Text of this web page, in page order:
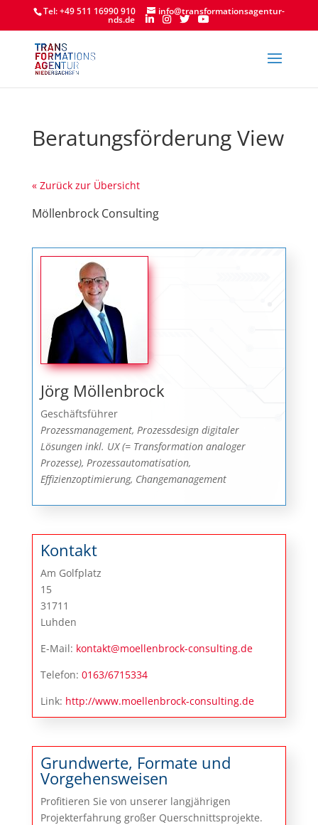
Tel: +49 511 16990 910 info@transformationsagentur-
nds.de
Beratungsförderung View
« Zurück zur Übersicht
Möllenbrock Consulting
Jörg Möllenbrock
Geschäftsführer
Prozessmanagement, Prozessdesign digitaler
Lösungen inkl. UX (= Transformation analoger
Prozesse), Prozessautomatisation,
Effizienzoptimierung, Changemanagement
Kontakt
Am Golfplatz
15
31711
Luhden
E-Mail: kontakt@moellenbrock-consulting.de
Telefon: 0163/6715334
Link: http://www.moellenbrock-consulting.de
Grundwerte, Formate und
Vorgehensweisen
Profitieren Sie von unserer langjährigen
Projekterfahrung großer Querschnittsprojekte.